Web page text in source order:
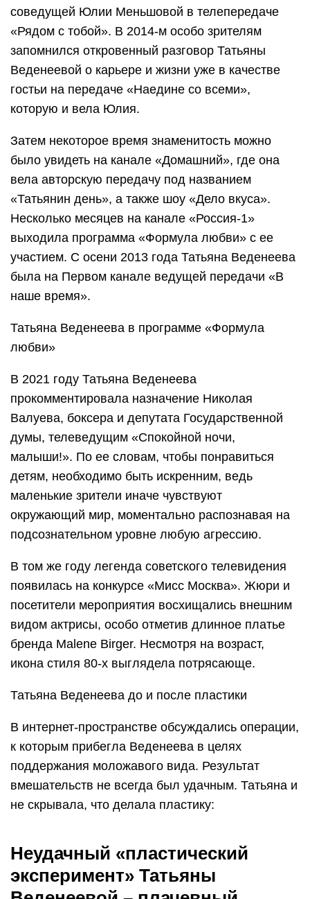
соведущей Юлии Меньшовой в телепередаче
«Рядом с тобой». В 2014-м особо зрителям
запомнился откровенный разговор Татьяны
Веденеевой о карьере и жизни уже в качестве
гостьи на передаче «Наедине со всеми»,
которую и вела Юлия.
Затем некоторое время знаменитость можно
было увидеть на канале «Домашний», где она
вела авторскую передачу под названием
«Татьянин день», а также шоу «Дело вкуса».
Несколько месяцев на канале «Россия-1»
выходила программа «Формула любви» с ее
участием. С осени 2013 года Татьяна Веденеева
была на Первом канале ведущей передачи «В
наше время».
Татьяна Веденеева в программе «Формула
любви»
В 2021 году Татьяна Веденеева
прокомментировала назначение Николая
Валуева, боксера и депутата Государственной
думы, телеведущим «Спокойной ночи,
малыши!». По ее словам, чтобы понравиться
детям, необходимо быть искренним, ведь
маленькие зрители иначе чувствуют
окружающий мир, моментально распознавая на
подсознательном уровне любую агрессию.
В том же году легенда советского телевидения
появилась на конкурсе «Мисс Москва». Жюри и
посетители мероприятия восхищались внешним
видом актрисы, особо отметив длинное платье
бренда Malene Birger. Несмотря на возраст,
икона стиля 80-х выглядела потрясающе.
Татьяна Веденеева до и после пластики
В интернет-пространстве обсуждались операции,
к которым прибегла Веденеева в целях
поддержания моложавого вида. Результат
вмешательств не всегда был удачным. Татьяна и
не скрывала, что делала пластику:
Неудачный «пластический
эксперимент» Татьяны